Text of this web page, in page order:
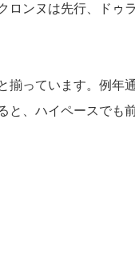
ロンヌは先行、ドゥ
っています。例年
、ハイペースでも